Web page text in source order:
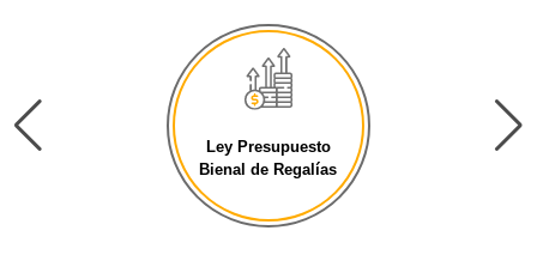
Ley Presupuesto
Bienal de Regalías